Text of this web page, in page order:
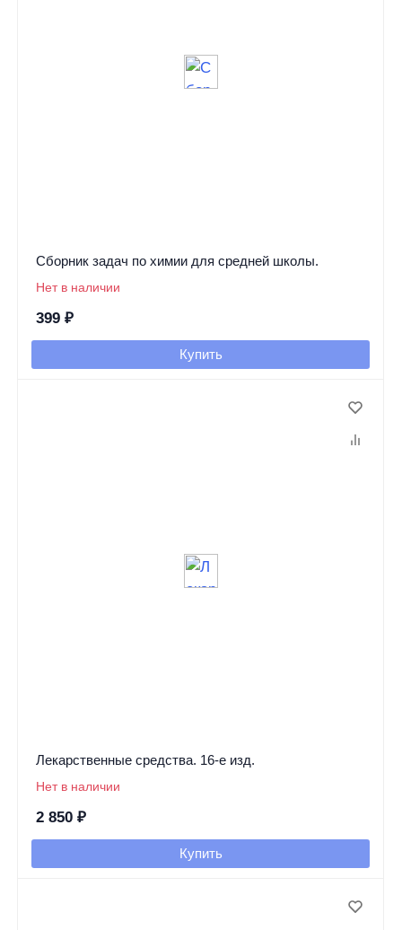
Сборник задач по химии для средней школы.
Нет в наличии
399 ₽
Купить
Лекарственные средства. 16-е изд.
Нет в наличии
2 850 ₽
Купить